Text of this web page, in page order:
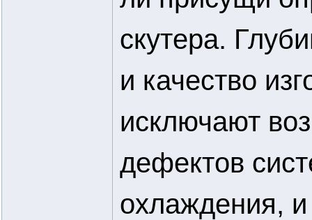
скутера.
и качество
исключают
дефектов
охлаждения,